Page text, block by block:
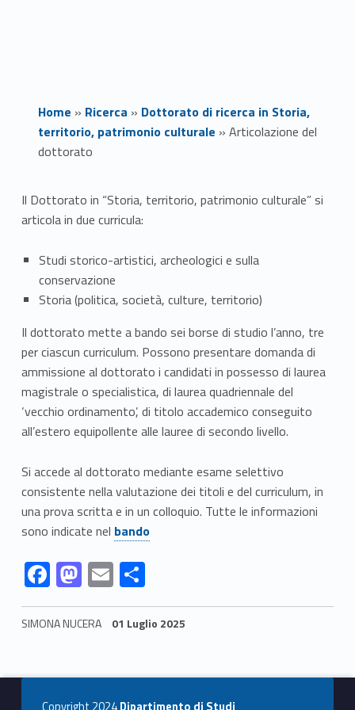
Home » Ricerca » Dottorato di ricerca in Storia,
territorio, patrimonio culturale » Articolazione del
dottorato
A
r
t
i
c
o
l
a
z
i
o
n
e
d
l
Il Dottorato in “Storia, territorio, patrimonio culturale” si
articola in due curricula:
Studi storico-artistici, archeologici e sulla
conservazione
Storia (politica, società, culture, territorio)
Il dottorato mette a bando sei borse di studio l’anno, tre
per ciascun curriculum. Possono presentare domanda di
ammissione al dottorato i candidati in possesso di laurea
magistrale o specialistica, di laurea quadriennale del
‘vecchio ordinamento’, di titolo accademico conseguito
all’estero equipollente alle lauree di secondo livello.
Si accede al dottorato mediante esame selettivo
consistente nella valutazione dei titoli e del curriculum, in
una prova scritta e in un colloquio. Tutte le informazioni
sono indicate nel Link identifier #identifier__146096-1bando
Link identifier #identifier__131181-2
F
ac
e
o
o
Link identifier #identifier__106803-3 M
as
to
o
n
Link identifier #identifier__59982-4 E
m
ai
Link identifier #identifier__157600-5 C
o
n
vi
di
SIMONA NUCERA 01 Luglio 2025